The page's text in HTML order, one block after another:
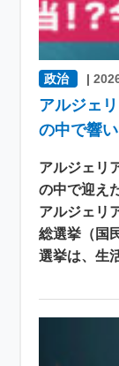
政治 |
アルジェ
の中で響
アルジェリ
の中で迎え
アルジェリ
総選挙（国
選挙は、生